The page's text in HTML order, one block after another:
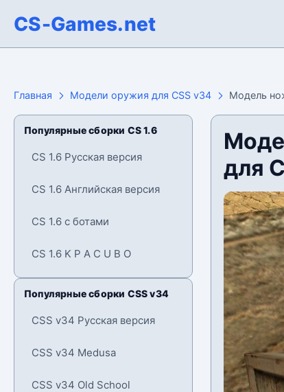
CS-Games.net
Главная Модели оружия для CSS v34 Модель
Популярные сборки CS 1.6
CS 1.6 Русская версия
CS 1.6 Английская версия
CS 1.6 с ботами
CS 1.6 K P A C U B O
Популярные сборки CSS v34
CSS v34 Русская версия
CSS v34 Medusa
CSS v34 Old School
для